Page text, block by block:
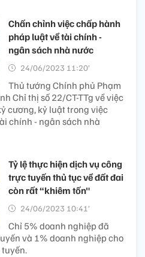
Chấn chỉnh việc chấp hành
pháp luật về tài chính -
ngân sách nhà nước
24/06/2023 11:20’
Thủ tướng Chính phủ Phạm
Chỉ thị số 22/CT-TTg về việc
cương, kỷ luật trong việc
chính - ngân sách nhà
Tỷ lệ thực hiện dịch vụ công
trực tuyến thủ tục về đất đai
còn rất “khiêm tốn"
24/06/2023 10:41’
Chỉ 5% doanh nghiệp đã
và 1% doanh nghiệp cho